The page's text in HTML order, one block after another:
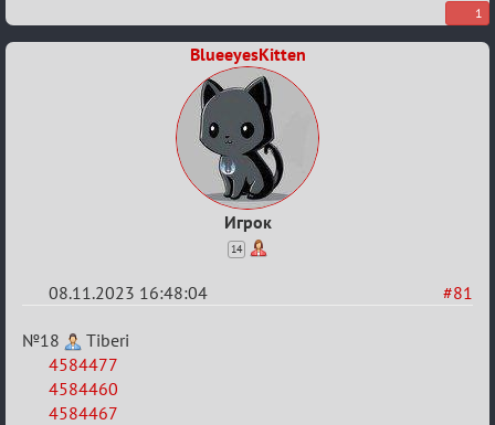
1
BlueeyesKitten
Игрок
14
#81
08.11.2023 16:48:04
Re:
ВСПОМНИТЬ
ВСЕХ
№18
Tiberi
4584477
4584460
4584467